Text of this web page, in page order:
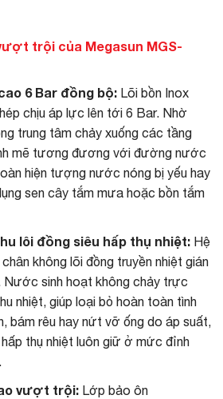
trội của Megasun MGS-
6 Bar đồng bộ:Lõi bồn Inox
chịu áp lực lên tới 6 Bar. Nhờ
trung tâm chảy xuống các tầng
mẽ tương đương với đường nước
hiện tượng nước nóng bị yếu hay
sen cây tắm mưa hoặc bồn tắm
lôi đồng siêu hấp thụ nhiệt:Hệ
không lõi đồng truyền nhiệt gián
Nước sinh hoạt không chảy trực
nhiệt, giúp loại bỏ hoàn toàn tình
bám rêu hay nứt vỡ ống do áp suất,
thụ nhiệt luôn giữ ở mức đỉnh
vượt trội:Lớp bảo ôn